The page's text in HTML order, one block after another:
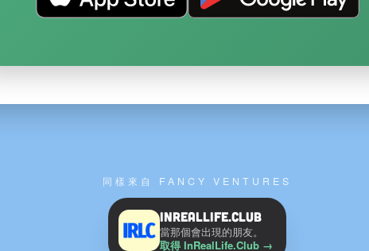
同樣來自 FANCY VENTURES
InRealLife.Club
當那個會出現的朋友。
取得 InRealLife.Club →